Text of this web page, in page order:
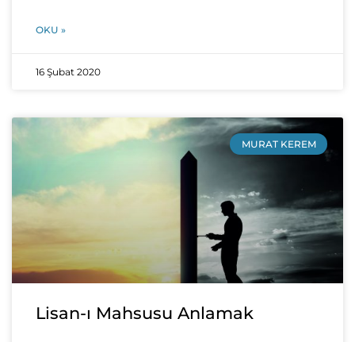
OKU »
16 Şubat 2020
MURAT KEREM
Lisan-ı Mahsusu Anlamak